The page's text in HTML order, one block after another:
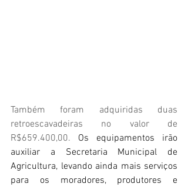
Também foram adquiridas duas
retroescavadeiras no valor de
R$659.400,00. Os equipamentos irão
auxiliar a Secretaria Municipal de
Agricultura, levando ainda mais serviços
para os moradores, produtores e